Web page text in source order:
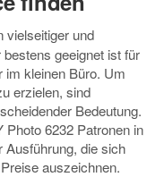
vielseitiger und
geeignet ist für
im kleinen Büro. Um
erzielen, sind
Bedeutung.
Photo 6232 Patronen in
Ausführung, die sich
auszeichnen.